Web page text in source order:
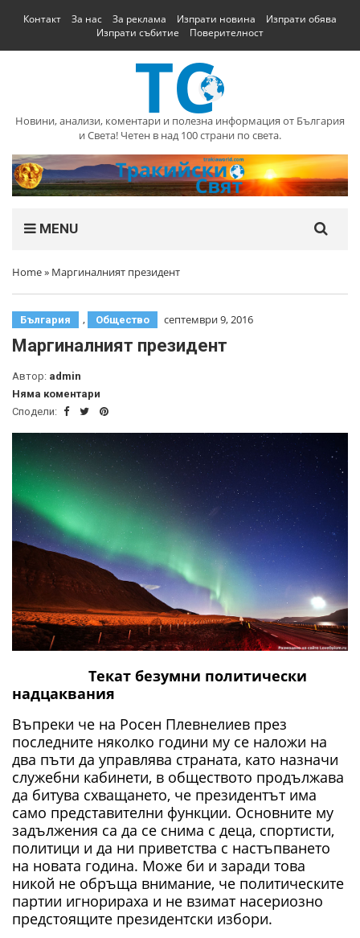
Контакт За нас За реклама Изпрати новина
Изпрати обява
Изпрати събитие
Поверителност
Новини, анализи, коментари и полезна информация от България
и Света! Четен в над 100 страни по света.
MENU
Home» Маргиналният президент
България , Общество септември 9, 2016
Маргиналният президент
Автор: admin
Няма коментари
Сподели:
Текат безумни политически
надцаквания
Въпреки че на Росен Плевнелиев през
последните няколко години му се наложи на
два пъти да управлява страната, като назначи
служебни кабинети, в обществото продължава
да битува схващането, че президентът има
само представителни функции. Основните му
задължения са да се снима с деца, спортисти,
политици и да ни приветства с настъпването
на новата година. Може би и заради това
никой не обръща внимание, че политическите
партии игнорираха и не взимат насериозно
предстоящите президентски избори.